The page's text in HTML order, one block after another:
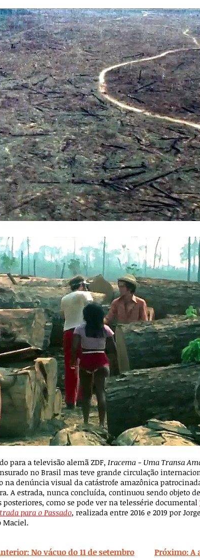
para a televisão alemã ZDF, Iracema - Uma Transa
no Brasil mas teve grande circulação
na denúncia visual da catástrofe amazônica
A estrada, nunca concluída, continuou sendo objeto
posteriores, como se pode ver na telessérie documental
para o Passado, realizada entre 2016 e 2019 por
Maciel.
No vácuo do 11 de setembro Próximo: A